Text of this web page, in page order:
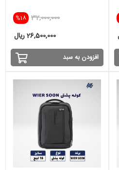
%18 32,000,000
26,500,000 ریال
افزودن به سبد